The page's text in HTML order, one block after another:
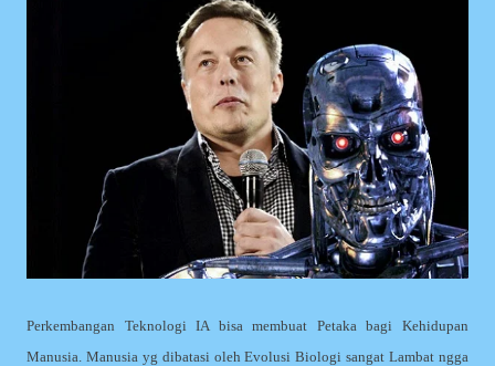
Perkembangan Teknologi IA bisa membuat Petaka bagi Kehidupan
Manusia. Manusia yg dibatasi oleh Evolusi Biologi sangat Lambat ngga